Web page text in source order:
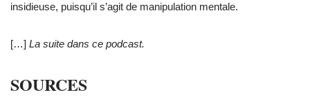
insidieuse, puisqu’il s’agit de manipulation mentale.
[…] La suite dans ce podcast.
SOURCES